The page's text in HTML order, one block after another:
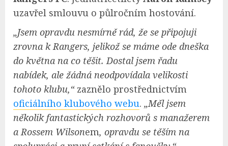
uzavřel smlouvu o půlročním hostování.
„Jsem opravdu nesmírně rád, že se připojuji
zrovna k Rangers, jelikož se máme ode dneška
do května na co těšit. Dostal jsem řadu
nabídek, ale žádná neodpovídala velikosti
tohoto klubu,“zaznělo prostřednictvím
oficiálního klubového webu. „Měl jsem
několik fantastických rozhovorů s manažerem
a Rossem Wilsonem, opravdu se těším na